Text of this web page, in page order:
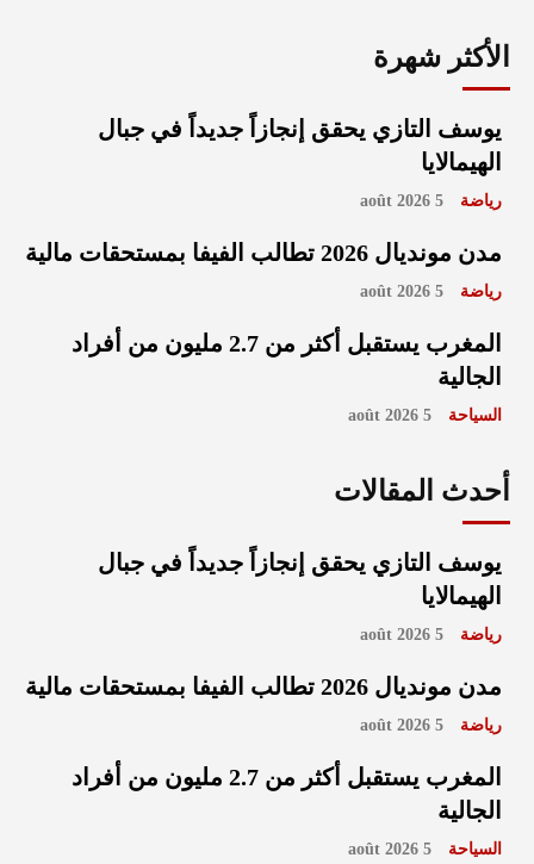
الأكثر شهرة
يوسف التازي يحقق إنجازاً جديداً في جبال
الهيمالايا
رياضة 5 août 2026
مدن مونديال 2026 تطالب الفيفا بمستحقات مالية
رياضة 5 août 2026
المغرب يستقبل أكثر من 2.7 مليون من أفراد
الجالية
السياحة 5 août 2026
أحدث المقالات
يوسف التازي يحقق إنجازاً جديداً في جبال
الهيمالايا
رياضة 5 août 2026
مدن مونديال 2026 تطالب الفيفا بمستحقات مالية
رياضة 5 août 2026
المغرب يستقبل أكثر من 2.7 مليون من أفراد
الجالية
السياحة 5 août 2026